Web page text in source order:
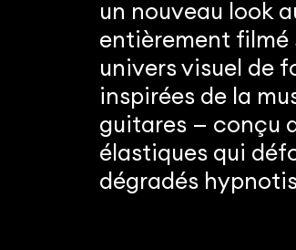
un nouveau look
entièrement filmé
univers visuel de
inspirées de la
guitares — conçu
élastiques qui
dégradés